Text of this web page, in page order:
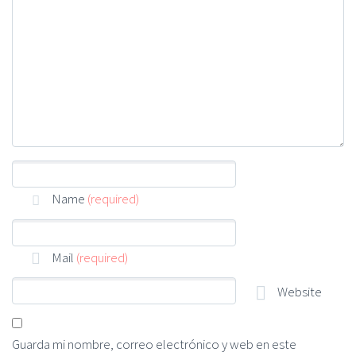
Name (required)
Mail (required)
Website
Guarda mi nombre, correo electrónico y web en este